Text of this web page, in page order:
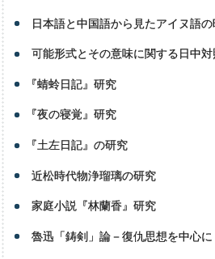
日本語と中国語から見たアイヌ語の
可能形式とその意味に関する日中
『蜻蛉日記』研究
『夜の寝覚』研究
『土左日記』の研究
近松時代物浄瑠璃の研究
家庭小説『林蘭香』研究
魯迅「鋳剣」論－復仇思想を中心に